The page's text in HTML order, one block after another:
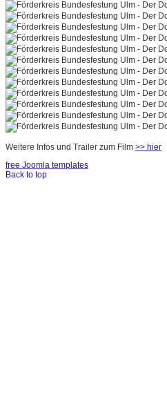
Weitere Infos und Trailer zum Film >> hier
free Joomla templates
Back to top